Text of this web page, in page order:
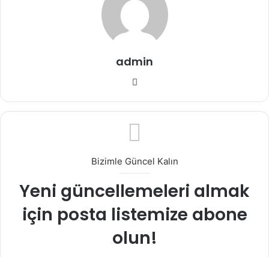
admin
Bizimle Güncel Kalın
Yeni güncellemeleri almak
için posta listemize abone
olun!